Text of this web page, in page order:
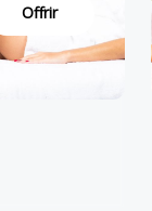
Offrir